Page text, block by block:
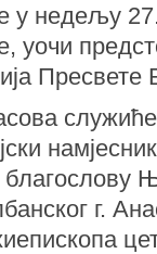
у недељу
уочи
Пресвете
г.